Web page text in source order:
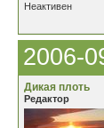
Неактивен
2006-
Дикая плоть
Редактор